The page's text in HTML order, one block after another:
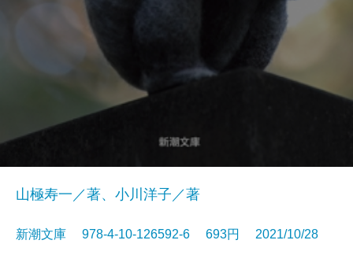
山極寿一／著、小川洋子／著
新潮文庫 978-4-10-126592-6 693円 2021/10/28